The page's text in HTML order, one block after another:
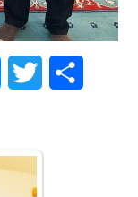
Messenger
Twitter